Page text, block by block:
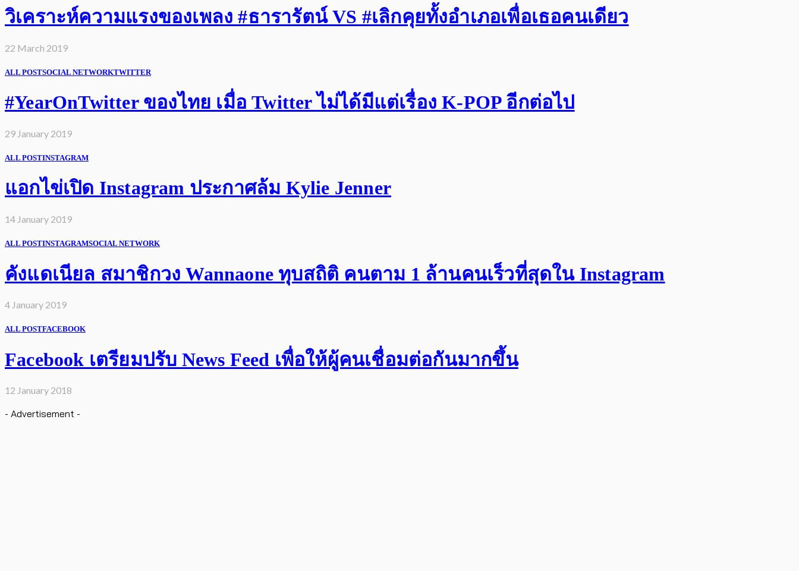
วิเคราะห์ความแรงของเพลง #ธารารัตน์ VS #เลิกคุยทั้งอำเภอเพื่อเธอคนเดียว
22 March 2019
ALL POSTSOCIAL NETWORKTWITTER
#YearOnTwitter ของไทย เมื่อ Twitter ไม่ได้มีแต่เรื่อง K-POP อีกต่อไป
29 January 2019
ALL POSTINSTAGRAM
แอกไข่เปิด Instagram ประกาศล้ม Kylie Jenner
14 January 2019
ALL POSTINSTAGRAMSOCIAL NETWORK
คังแดเนียล สมาชิกวง Wannaone ทุบสถิติ คนตาม 1 ล้านคนเร็วที่สุดใน Instagram
4 January 2019
ALL POSTFACEBOOK
Facebook เตรียมปรับ News Feed เพื่อให้ผู้คนเชื่อมต่อกันมากขึ้น
12 January 2018
- Advertisement -